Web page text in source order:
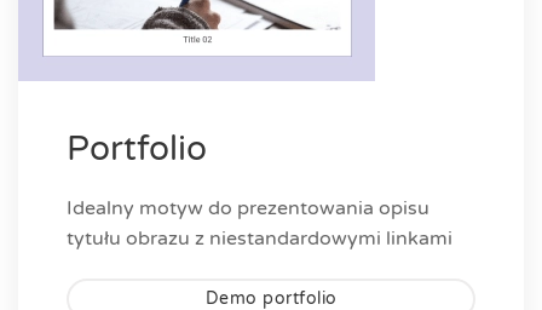
Portfolio
Idealny motyw do prezentowania opisu
tytułu obrazu z niestandardowymi linkami
Demo portfolio